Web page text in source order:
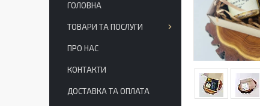
ГОЛОВНА
ТОВАРИ ТА ПОСЛУГИ
ПРО НАС
КОНТАКТИ
ДОСТАВКА ТА ОПЛАТА